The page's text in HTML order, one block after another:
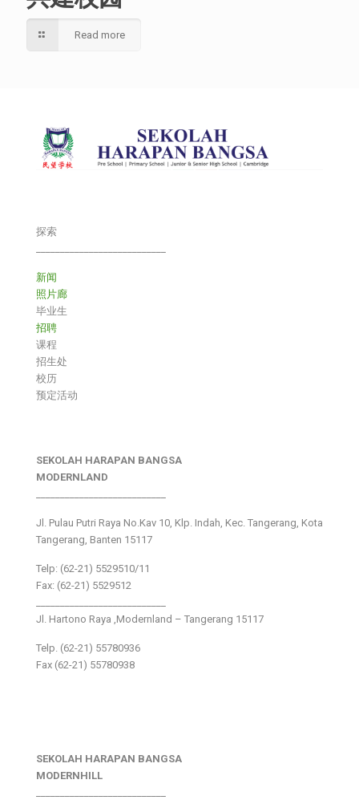
Read more
探索
新闻
照片廊
毕业生
招聘
课程
招生处
校历
预定活动
SEKOLAH HARAPAN BANGSA
MODERNLAND
Jl. Pulau Putri Raya No.Kav 10, Klp. Indah, Kec. Tangerang, Kota
Tangerang, Banten 15117
Telp: (62-21) 5529510/11
Fax: (62-21) 5529512
Jl. Hartono Raya ,Modernland – Tangerang 15117
Telp. (62-21) 55780936
Fax (62-21) 55780938
SEKOLAH HARAPAN BANGSA
MODERNHILL